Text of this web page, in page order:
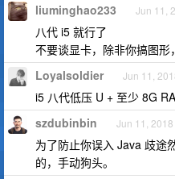
liuminghao233 Jun 11,
八代 i5 就行了
不要谈显卡，除非你搞图形
Loyalsoldier Jun 11,
i5 八代低压 U + 至少 8G
szdubinbin Jun 11, 2018
为了防止你误入 Java 歧途
的，手动狗头。